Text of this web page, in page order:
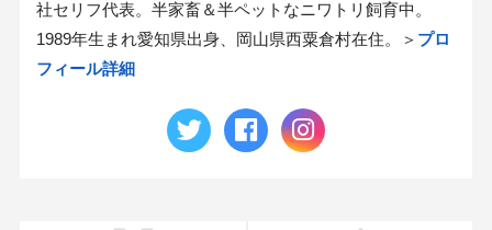
社セリフ代表。半家畜＆半ペットなニワトリ飼育中。
1989年生まれ愛知県出身、岡山県西粟倉村在住。＞ プロ
フィール詳細